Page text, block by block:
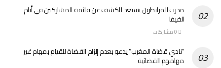
مدرب المرابطون يستعد للكشف عن قائمة المشاركين في أيام
الفيفا
“نادي قضاة المغرب” يدعو بعدم إلزام القضاة للقيام بمهام غير
مهامهم القضائية